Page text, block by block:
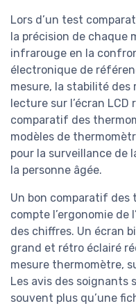
Lors d’un test
la précision de chaque
infrarouge en la
électronique de
mesure, la stabilité
lecture sur l’écran
comparatif des
modèles de
pour la surveillance de
la personne âgée.
Un bon comparatif des
compte l’ergonomie
des chiffres. Un écran
grand et rétro éclairé
mesure thermomètre,
Les avis des soignants
souvent plus qu’une